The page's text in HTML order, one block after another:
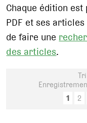
Chaque édition
PDF et ses
de faire une
des articles.
1
2